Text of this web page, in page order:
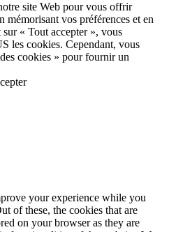
site Web pour vous offrir
mémorisant vos préférences et en
« Tout accepter », vous
les cookies. Cependant, vous
cookies » pour fournir un
your experience while you
of these, the cookies that are
on your browser as they are